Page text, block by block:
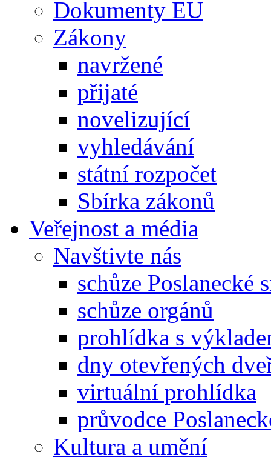
Dokumenty EU
Zákony
navržené
přijaté
novelizující
vyhledávání
státní rozpočet
Sbírka zákonů
Veřejnost a média
Navštivte nás
schůze Poslanecké
schůze orgánů
prohlídka s
dny otevřených
virtuální prohlídka
průvodce
Kultura a umění